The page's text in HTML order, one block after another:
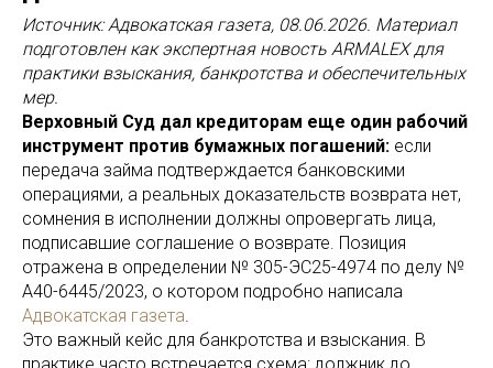
Источник: Адвокатская газета, 08.06.2026. Материал
подготовлен как экспертная новость ARMALEX для
практики взыскания, банкротства и обеспечительных
мер.
Верховный Суд дал кредиторам еще один рабочий
инструмент против бумажных погашений: если
передача займа подтверждается банковскими
операциями, а реальных доказательств возврата нет,
сомнения в исполнении должны опровергать лица,
подписавшие соглашение о возврате. Позиция
отражена в определении № 305-ЭС25-4974 по делу №
А40-6445/2023, о котором подробно написала
Адвокатская газета.
Это важный кейс для банкротства и взыскания. В